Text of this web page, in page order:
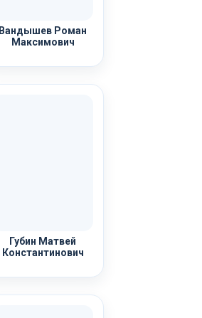
Вандышев Роман
Максимович
Губин Матвей
Константинович